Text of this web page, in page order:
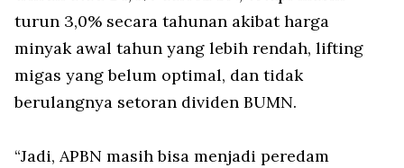
turun 3,0% secara tahunan akibat harga
minyak awal tahun yang lebih rendah, lifting
migas yang belum optimal, dan tidak
berulangnya setoran dividen BUMN.
“Jadi, APBN masih bisa menjadi peredam